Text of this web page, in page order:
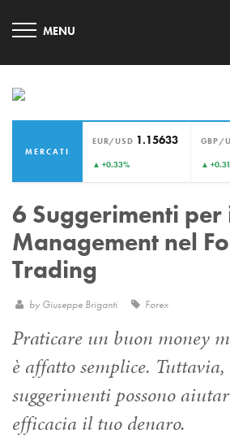
MERCATI
EUR/USD 1.15633
▲ +0.33%
GBP/
▲
6 Suggerimenti
Management nel
Trading
by Giuseppe Briganti Forex
Praticare un buon money
è affatto semplice.
suggerimenti possono
efficacia il tuo denaro.